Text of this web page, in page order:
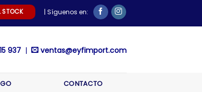
STOCK | Síguenos en:
937 | ventas@eyfimport.com
CONTACTO